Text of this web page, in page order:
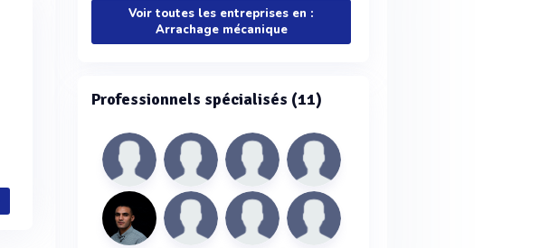
Voir toutes les entreprises en :
Arrachage mécanique
Professionnels spécialisés (11)